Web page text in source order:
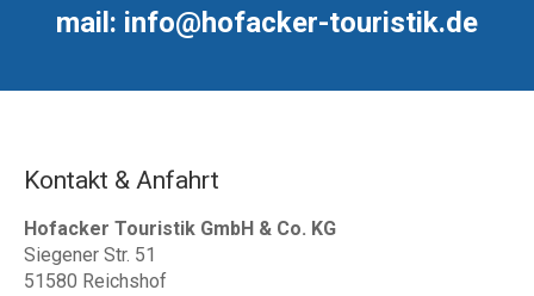
mail: info@hofacker-touristik.de
Kontakt & Anfahrt
Hofacker Touristik GmbH & Co. KG
Siegener Str. 51
51580 Reichshof